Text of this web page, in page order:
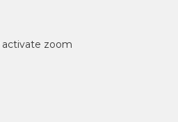
activate zoom